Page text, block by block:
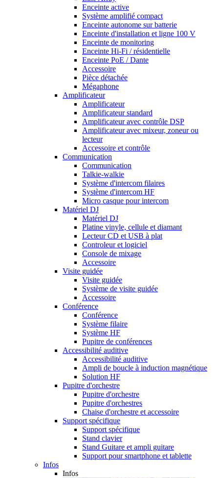
Enceinte active
Système amplifié compact
Enceinte autonome sur batterie
Enceinte d'installation et ligne 100 V
Enceinte de monitoring
Enceinte Hi-Fi / résidentielle
Enceinte PoE / Dante
Accessoire
Pièce détachée
Mégaphone
Amplificateur
Amplificateur
Amplificateur standard
Amplificateur avec contrôle DSP
Amplificateur avec mixeur, zoneur ou
lecteur
Accessoire et contrôle
Communication
Communication
Talkie-walkie
Système d'intercom filaires
Système d'intercom HF
Micro casque pour intercom
Matériel DJ
Matériel DJ
Platine vinyle, cellule et diamant
Lecteur CD et USB à plat
Controleur et logiciel
Console de mixage
Accessoire
Visite guidée
Visite guidée
Système de visite guidée
Accessoire
Conférence
Conférence
Système filaire
Système HF
Pupitre de conférences
Accessibilité auditive
Accessibilité auditive
Ampli de boucle à induction magnétique
Solution HF
Pupitre d'orchestre
Pupitre d'orchestre
Pupitre d'orchestres
Chaise d'orchestre et accessoire
Support spécifique
Support spécifique
Stand clavier
Stand Guitare et ampli guitare
Support pour smartphone et tablette
Infos
Infos